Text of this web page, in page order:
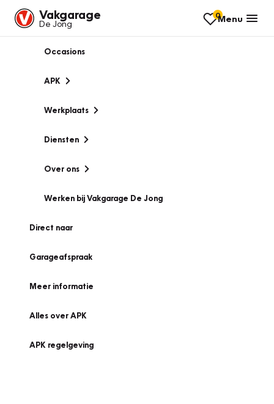
Vakgarage
De Jong
0Menu
Occasions
APK
Werkplaats
Diensten
Over ons
Werken bij Vakgarage De Jong
Direct naar
Garageafspraak
Meer informatie
Alles over APK
APK regelgeving